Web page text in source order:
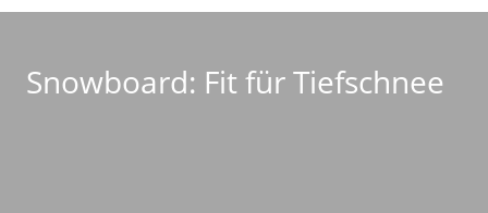
Snowboard: Fit für Tiefschnee